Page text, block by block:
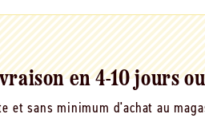
en 4-10 jours
et sans minimum d'achat au